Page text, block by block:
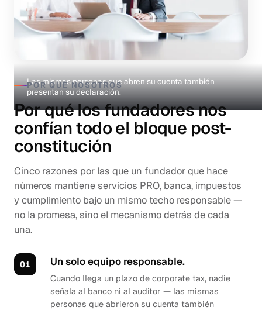
Las mismas personas que abren su cuenta también
presentan su declaración.
POR QUÉ NOSOTROS
Por qué los fundadores nos
confían todo el bloque post-
constitución
Cinco razones por las que un fundador que hace
números mantiene servicios PRO, banca, impuestos
y cumplimiento bajo un mismo techo responsable —
no la promesa, sino el mecanismo detrás de cada
una.
Un solo equipo responsable.
Cuando llega un plazo de corporate tax, nadie
señala al banco ni al auditor — las mismas
personas que abrieron su cuenta también